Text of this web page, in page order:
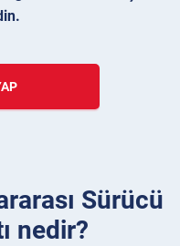
Sürücü
nedir?